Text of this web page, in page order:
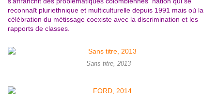
reconnaît pluriethnique et multiculturelle depuis 1991 mais où la
célébration du métissage coexiste avec la discrimination et les
rapports de classes.
Sans titre, 2013